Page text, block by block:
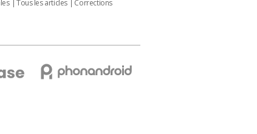
Tous les articles
Corrections